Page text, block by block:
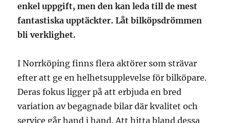
enkel uppgift, men den kan leda till de mest
fantastiska upptäckter. Låt bilköpsdrömmen
bli verklighet.
I Norrköping finns flera aktörer som strävar
efter att ge en helhetsupplevelse för bilköpare.
Deras fokus ligger på att erbjuda en bred
variation av begagnade bilar där kvalitet och
service går hand i hand. Att hitta bland dessa